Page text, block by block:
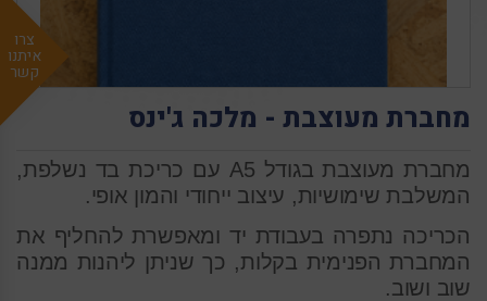
צרו
איתנו
קשר
מחברת מעוצבת - מלכה ג'ינס
מחברת מעוצבת בגודל A5 עם כריכת בד נשלפת,
המשלבת שימושיות, עיצוב ייחודי והמון אופי.
הכריכה נתפרה בעבודת יד ומאפשרת להחליף את
המחברת הפנימית בקלות, כך שניתן ליהנות ממנה
שוב ושוב.